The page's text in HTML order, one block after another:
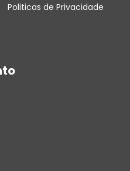
Politicas de Privacidade